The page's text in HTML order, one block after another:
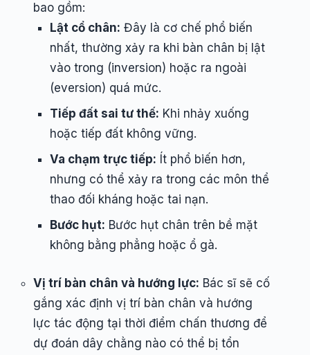
bao gồm:
Lật cổ chân: Đây là cơ chế phổ biến
nhất, thường xảy ra khi bàn chân bị lật
vào trong (inversion) hoặc ra ngoài
(eversion) quá mức.
Tiếp đất sai tư thế: Khi nhảy xuống
hoặc tiếp đất không vững.
Va chạm trực tiếp: Ít phổ biến hơn,
nhưng có thể xảy ra trong các môn thể
thao đối kháng hoặc tai nạn.
Bước hụt: Bước hụt chân trên bề mặt
không bằng phẳng hoặc ổ gà.
Vị trí bàn chân và hướng lực: Bác sĩ sẽ cố
gắng xác định vị trí bàn chân và hướng
lực tác động tại thời điểm chấn thương để
dự đoán dây chằng nào có thể bị tổn